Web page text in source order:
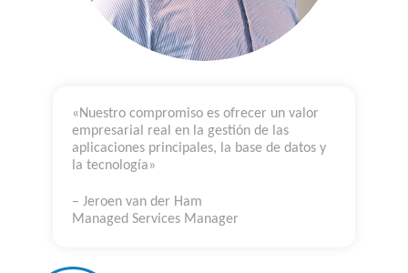
«Nuestro compromiso es ofrecer un valor
empresarial real en la gestión de las
aplicaciones principales, la base de datos y
la tecnología»
– Jeroen van der Ham
Managed Services Manager